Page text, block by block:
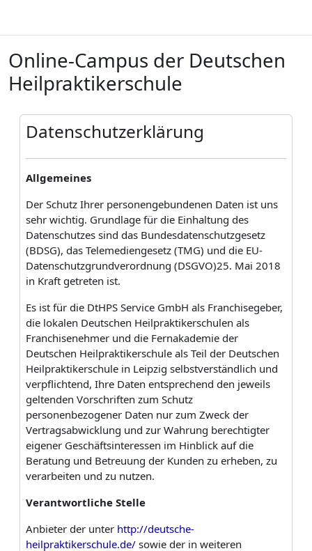
Online-Campus der Deutschen
Heilpraktikerschule
Datenschutzerklärung
Allgemeines
Der Schutz Ihrer personengebundenen Daten ist uns
sehr wichtig. Grundlage für die Einhaltung des
Datenschutzes sind das Bundesdatenschutzgesetz
(BDSG), das Telemediengesetz (TMG) und die EU-
Datenschutzgrundverordnung (DSGVO)25. Mai 2018
in Kraft getreten ist.
Es ist für die DtHPS Service GmbH als Franchisegeber,
die lokalen Deutschen Heilpraktikerschulen als
Franchise­nehmer und die Fernakademie der
Deutschen Heilpraktikerschule als Teil der Deutschen
Heilpraktikerschule in Leipzig selbstverständlich und
verpflichtend, Ihre Daten entsprechend den jeweils
geltenden Vorschriften zum Schutz
personenbezogener Daten nur zum Zweck der
Vertragsabwicklung und zur Wahrung berechtigter
eigener Geschäftsinteressen im Hinblick auf die
Beratung und Betreuung der Kunden zu erheben, zu
verarbeiten und zu nutzen.
Verantwortliche Stelle
Anbieter der unter http://deutsche-
heilpraktikerschule.de/ sowie der in weiteren